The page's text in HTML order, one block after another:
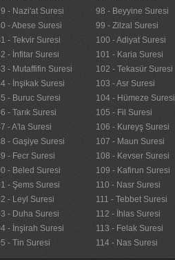
- Nazi'at Suresi
- Abese Suresi
- Tekvir Suresi
- İnfitar Suresi
- Mutaffifin Suresi
- İnşikak Suresi
- Buruc Suresi
- Tarık Suresi
- A'la Suresi
- Gaşiye Suresi
- Fecr Suresi
- Beled Suresi
- Şems Suresi
- Leyl Suresi
- Duha Suresi
- İnşirah Suresi
- Tin Suresi
98 - Beyyine Suresi
99 - Zilzal Suresi
100 - Adiyat Suresi
101 - Karia Suresi
102 - Tekasür Suresi
103 - Asr Suresi
104 - Hümeze Suresi
105 - Fil Suresi
106 - Kureyş Suresi
107 - Maun Suresi
108 - Kevser Suresi
109 - Kafirun Suresi
110 - Nasr Suresi
111 - Tebbet Suresi
112 - İhlas Suresi
113 - Felak Suresi
114 - Nas Suresi